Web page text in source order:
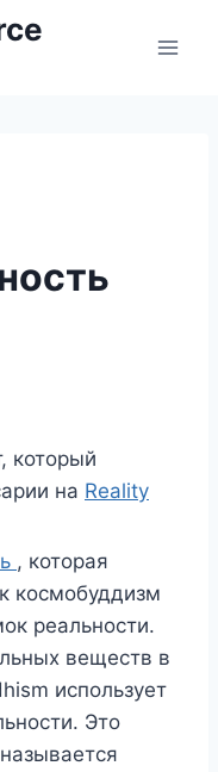
который
на Reality
, которая
космобуддизм
реальности.
веществ в
использует
Это